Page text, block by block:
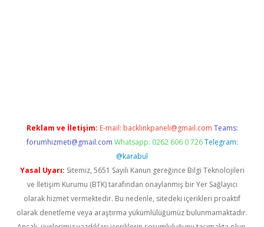
Reklam ve İletişim: E-mail: backlinkpaneli@gmail.com Teams:
forumhizmeti@gmail.com Whatsapp: 0262 606 0 726 Telegram:
@karabul
Yasal Uyarı: Sitemiz, 5651 Sayılı Kanun gereğince Bilgi Teknolojileri
ve İletişim Kurumu (BTK) tarafından onaylanmış bir Yer Sağlayıcı
olarak hizmet vermektedir. Bu nedenle, sitedeki içerikleri proaktif
olarak denetleme veya araştırma yükümlülüğümüz bulunmamaktadır.